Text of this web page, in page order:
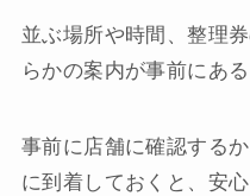
並ぶ場所や時間、整理
らかの案内が事前にあ
事前に店舗に確認する
に到着しておくと、安